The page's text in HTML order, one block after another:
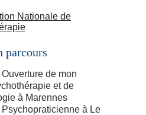
parcours
de mon
et de
à Marennes
Psychopraticienne à Le